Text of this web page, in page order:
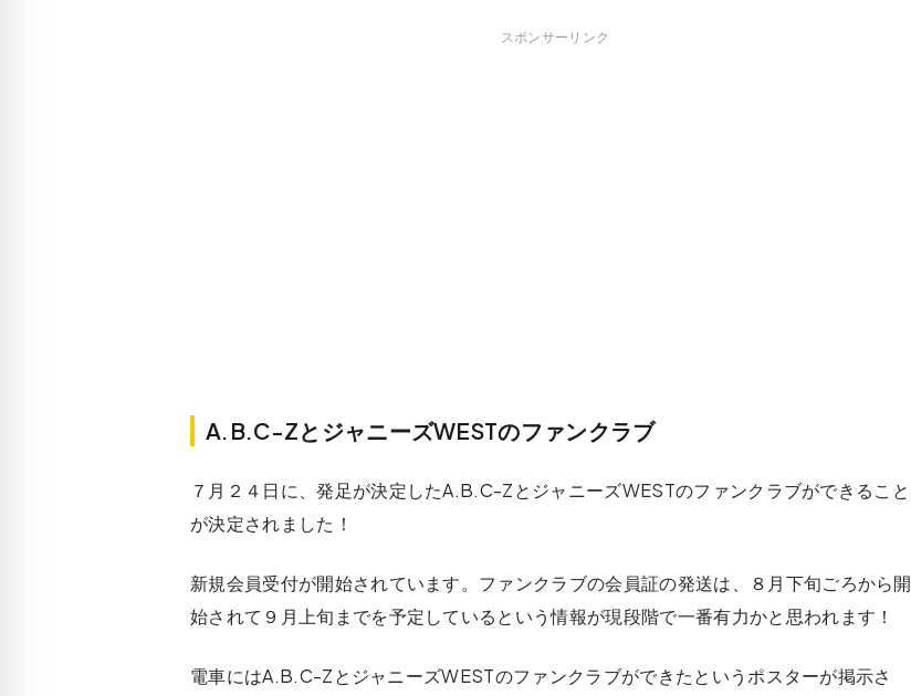
スポンサーリンク
A.B.C-ZとジャニーズWESTのファンクラブ
７月２４日に、発足が決定したA.B.C-ZとジャニーズWESTのファンクラブができること
が決定されました！
新規会員受付が開始されています。ファンクラブの会員証の発送は、８月下旬ごろから開
始されて９月上旬までを予定しているという情報が現段階で一番有力かと思われます！
電車にはA.B.C-ZとジャニーズWESTのファンクラブができたというポスターが掲示さ